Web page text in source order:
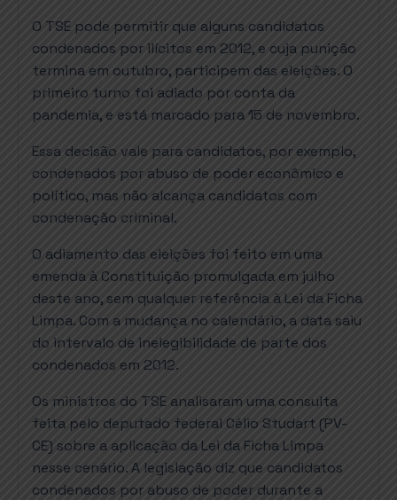
O TSE pode permitir que alguns candidatos
condenados por ilícitos em 2012, e cuja punição
termina em outubro, participem das eleições. O
primeiro turno foi adiado por conta da
pandemia, e está marcado para 15 de novembro.
Essa decisão vale para candidatos, por exemplo,
condenados por abuso de poder econômico e
político, mas não alcança candidatos com
condenação criminal.
O adiamento das eleições foi feito em uma
emenda à Constituição promulgada em julho
deste ano, sem qualquer referência à Lei da Ficha
Limpa. Com a mudança no calendário, a data saiu
do intervalo de inelegibilidade de parte dos
condenados em 2012.
Os ministros do TSE analisaram uma consulta
feita pelo deputado federal Célio Studart (PV-
CE) sobre a aplicação da Lei da Ficha Limpa
nesse cenário. A legislação diz que candidatos
condenados por abuso de poder durante a